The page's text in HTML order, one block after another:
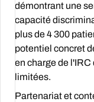
démontrant une
capacité
plus de 4 300
potentiel concret
en charge de
limitées.
Partenariat et